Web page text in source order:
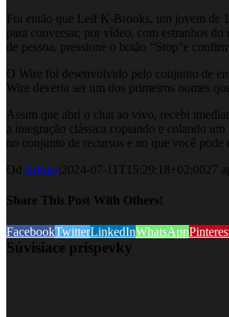
Foi então que Leif K-Brooks, um jovem de
para conversar, por vídeo, com estranhos
de pessoa, pressione o botão “Stop”e
O Wire foi desenvolvido pelo conjunto de
Wire deveria ser um dos primeiros nomes
Assim que abri o chat ao vivo, recebi
a integração clássica copiando e colando
no conjunto de recursos e no que você pode
Od Admin|2024-07-11T15:29:18+02:0027
Share This Post With Others!
FacebookTwitterLinkedInWhatsApp
Súvisiace príspevky